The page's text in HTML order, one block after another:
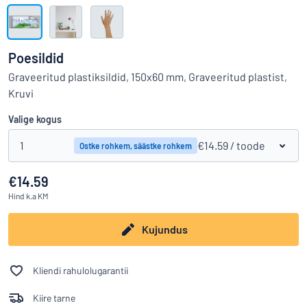
Te ei leia, mida otsite? Alustage oma sildi kujundamist
Kuva kõik kategooriad
Logige
sisse
Eraklient /
Äriklient
Poesildid
Graveeritud plastiksildid, 150x60 mm, Graveeritud plastist,
Kruvi
Valige kogus
1 Ostke rohkem, säästke rohkem €14.59 / toode
€14.59
Hind k.a KM
Kujundus
Kliendi rahulolugarantii
Kiire tarne